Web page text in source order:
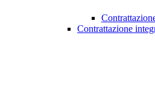
Contrattazione